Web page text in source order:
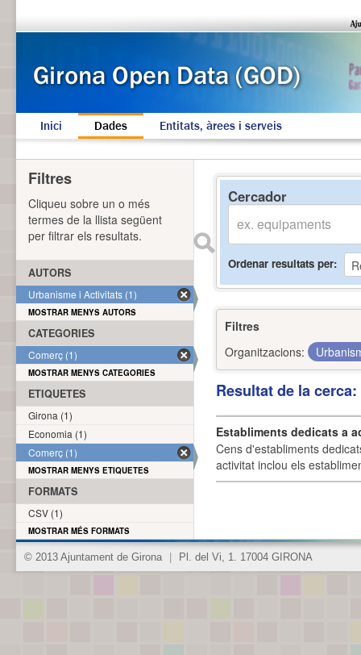
Inici Dades Entitats, àrees i serveis
Cercador
Ordenar resultats per
Filtres
Organitzacions:
Resultat de la
Establiments dedicats a
Cens d'establiments
activitat inclou els
Filtres
Cliqueu sobre un o més
termes de la llista següent
per filtrar els resultats.
AUTORS
Urbanisme i Activitats (1)
MOSTRAR MENYS AUTORS
CATEGORIES
Comerç (1)
MOSTRAR MENYS CATEGORIES
ETIQUETES
Girona (1)
Economia (1)
Comerç (1)
MOSTRAR MENYS ETIQUETES
FORMATS
CSV (1)
MOSTRAR MÉS FORMATS
© 2013 Ajuntament de Girona Pl. del Vi, 1. 17004 GIRONA